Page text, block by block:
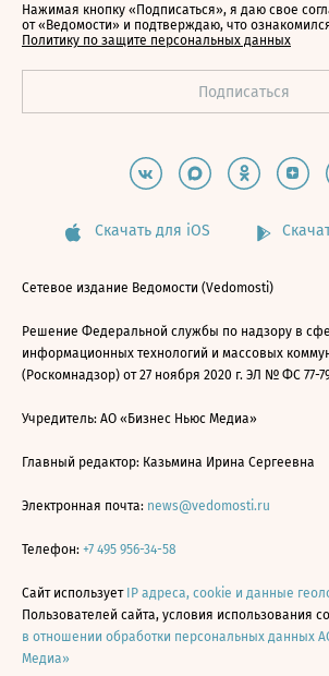
Нажимая кнопку «Подписаться», я даю свое
от «Ведомости» и подтверждаю, что
Политику по защите персональных данных
Скачать для iOS
Сетевое издание Ведомости (Vedomosti)
Решение Федеральной службы по надзору в
информационных технологий и массовых
(Роскомнадзор) от 27 ноября 2020 г. ЭЛ № ФС 77-
Учредитель: АО «Бизнес Ньюс Медиа»
Главный редактор: Казьмина Ирина Сергеевна
Электронная почта: news@vedomosti.ru
Телефон: +7 495 956-34-58
Сайт использует IP адреса, cookie и данные
Пользователей сайта, условия использования
в отношении обработки персональных данных
Медиа»